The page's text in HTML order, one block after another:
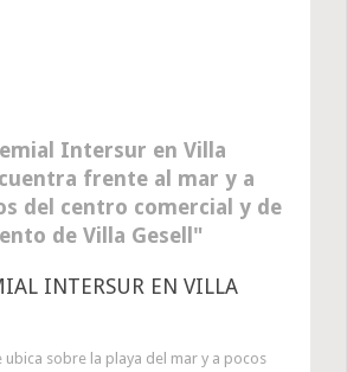
Intersur en Villa
frente al mar y a
del centro comercial y de
de Villa Gesell
INTERSUR EN VILLA
ubica sobre la playa del mar y a pocos